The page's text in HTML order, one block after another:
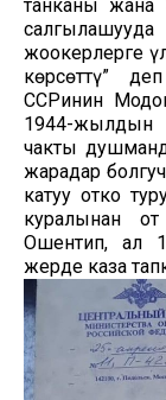
танканы жана
жоокерлерге
көрсөттү”
ССРинин
1944-жылдын
чакты
жарадар
катуу отко
куралынан
Ошентип, ал
жерде каза